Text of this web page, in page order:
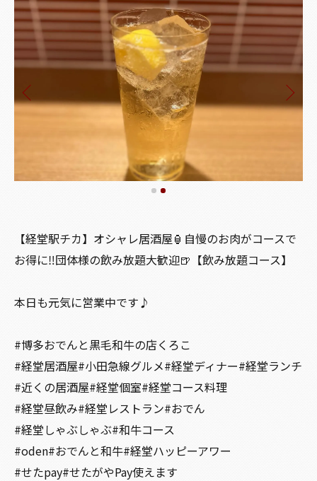
【経堂駅チカ】オシャレ居酒屋🏮自慢のお肉がコースで
お得に‼️団体様の飲み放題大歓迎🍺【飲み放題コース】
本日も元気に営業中です♪
#博多おでんと黒毛和牛の店くろこ
#経堂居酒屋#小田急線グルメ#経堂ディナー#経堂ランチ
#近くの居酒屋#経堂個室#経堂コース料理
#経堂昼飲み#経堂レストラン#おでん
#経堂しゃぶしゃぶ#和牛コース
#oden#おでんと和牛#経堂ハッピーアワー
#せたpay#せたがやPay使えます